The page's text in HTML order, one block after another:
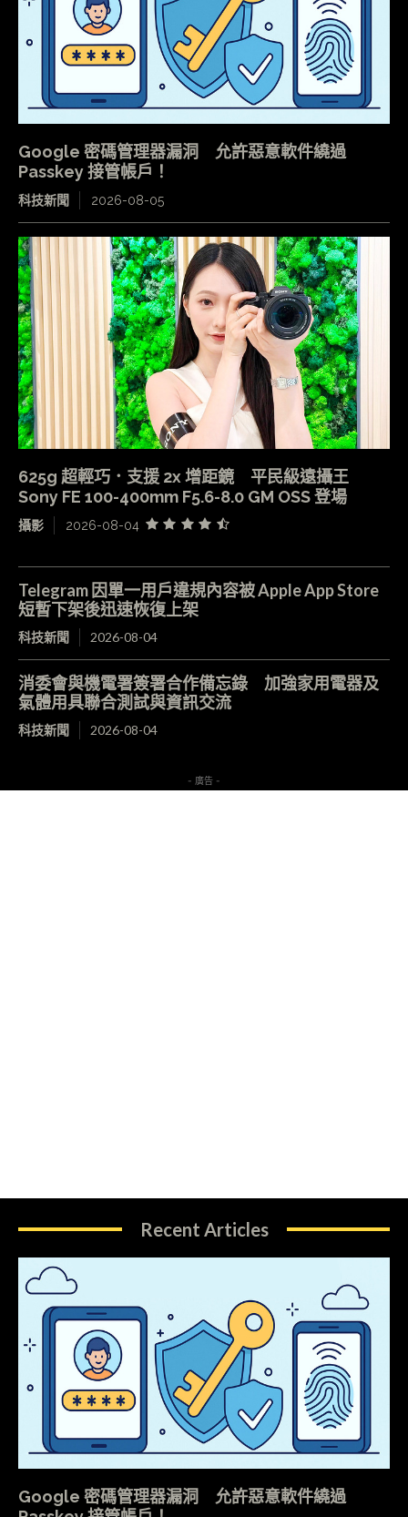
Google 密碼管理器漏洞 允許惡意軟件繞過
Passkey 接管帳戶！
科技新聞 2026-08-05
625g 超輕巧．支援 2x 增距鏡 平民級遠攝王
Sony FE 100-400mm F5.6-8.0 GM OSS 登場
攝影 2026-08-04
Telegram 因單一用戶違規內容被 Apple App Store
短暫下架後迅速恢復上架
科技新聞 2026-08-04
消委會與機電署簽署合作備忘錄 加強家用電器及
氣體用具聯合測試與資訊交流
科技新聞 2026-08-04
- 廣告 -
Recent Articles
Google 密碼管理器漏洞 允許惡意軟件繞過